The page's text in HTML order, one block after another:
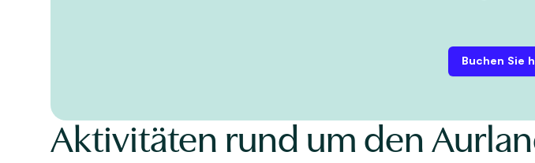
Buchen Sie
Aktivitäten rund um den